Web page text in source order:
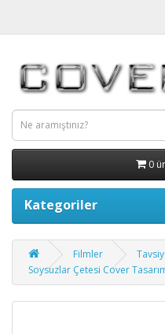
0
Kategoriler
Filmler
Soysuzlar Çetesi Cover